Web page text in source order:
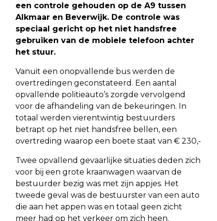
een controle gehouden op de A9 tussen
Alkmaar en Beverwijk. De controle was
speciaal gericht op het niet handsfree
gebruiken van de mobiele telefoon achter
het stuur.
Vanuit een onopvallende bus werden de
overtredingen geconstateerd. Een aantal
opvallende politieauto’s zorgde vervolgend
voor de afhandeling van de bekeuringen. In
totaal werden vierentwintig bestuurders
betrapt op het niet handsfree bellen, een
overtreding waarop een boete staat van € 230,-
Twee opvallend gevaarlijke situaties deden zich
voor bij een grote kraanwagen waarvan de
bestuurder bezig was met zijn appjes. Het
tweede geval was de bestuurster van een auto
die aan het appen was en totaal geen zicht
meer had op het verkeer om zich heen.